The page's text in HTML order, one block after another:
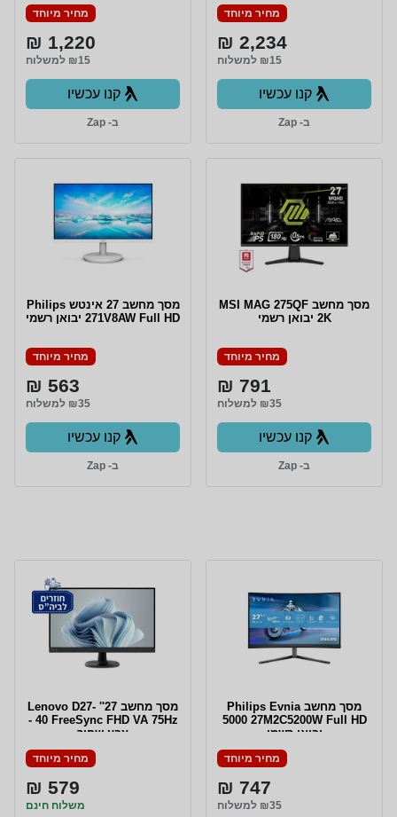
מחיר מיוחד
2,234 ₪
₪15 למשלוח
קנו עכשיו
ב- Zap
מחיר מיוחד
1,220 ₪
₪15 למשלוח
קנו עכשיו
ב- Zap
מסך מחשב MSI MAG 275QF
2K יבואן רשמי
מחיר מיוחד
791 ₪
₪35 למשלוח
קנו עכשיו
ב- Zap
מסך מחשב ‏27 ‏אינטש Philips
271V8AW Full HD יבואן רשמי
מחיר מיוחד
563 ₪
₪35 למשלוח
קנו עכשיו
ב- Zap
מסך מחשב Philips Evnia
5000 27M2C5200W Full HD
יבואן רשמי
מחיר מיוחד
747 ₪
₪35 למשלוח
מסך מחשב 27'' Lenovo D27-
40 FreeSync FHD VA 75Hz -
צבע שחור
מחיר מיוחד
579 ₪
משלוח חינם